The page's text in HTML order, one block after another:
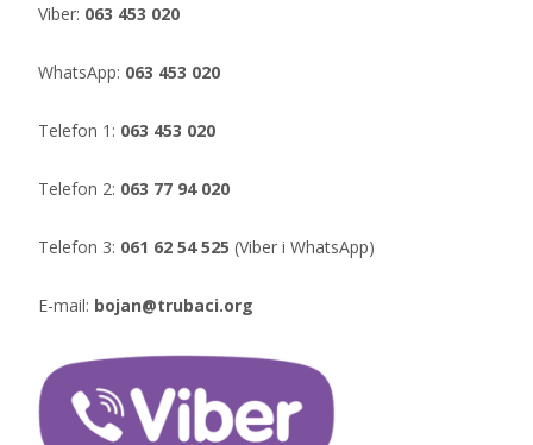
Viber: 063 453 020
WhatsApp: 063 453 020
Telefon 1: 063 453 020
Telefon 2: 063 77 94 020
Telefon 3: 061 62 54 525 (Viber i WhatsApp)
E-mail: bojan@trubaci.org